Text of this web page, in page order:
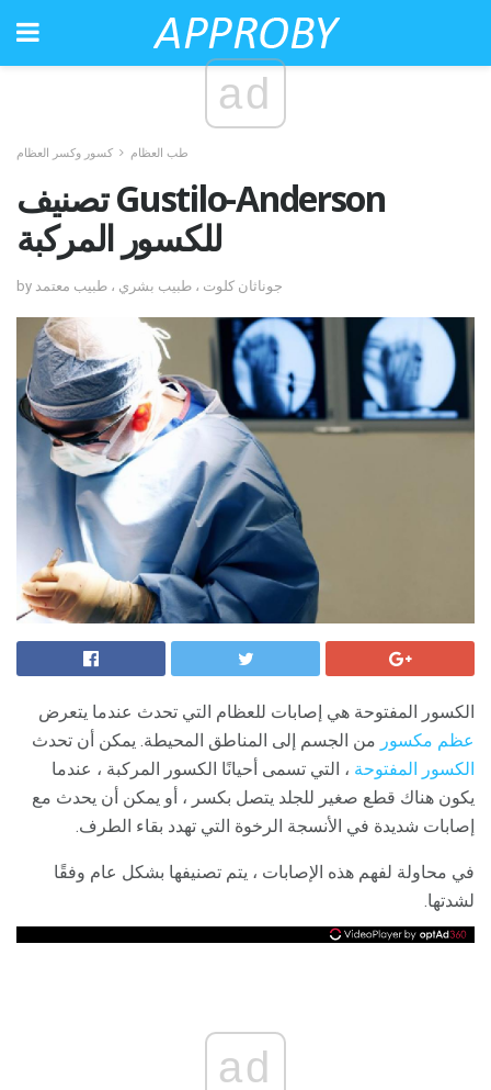
ad
طب العظام كسور وكسر العظام
تصنيف Gustilo-Anderson
للكسور المركبة
by جوناثان كلوت ، طبيب بشري ، طبيب معتمد
الكسور المفتوحة هي إصابات للعظام التي تحدث عندما يتعرض
عظم مكسور من الجسم إلى المناطق المحيطة. يمكن أن تحدث
الكسور المفتوحة ، التي تسمى أحيانًا الكسور المركبة ، عندما
يكون هناك قطع صغير للجلد يتصل بكسر ، أو يمكن أن يحدث مع
إصابات شديدة في الأنسجة الرخوة التي تهدد بقاء الطرف.
في محاولة لفهم هذه الإصابات ، يتم تصنيفها بشكل عام وفقًا
لشدتها.
ad